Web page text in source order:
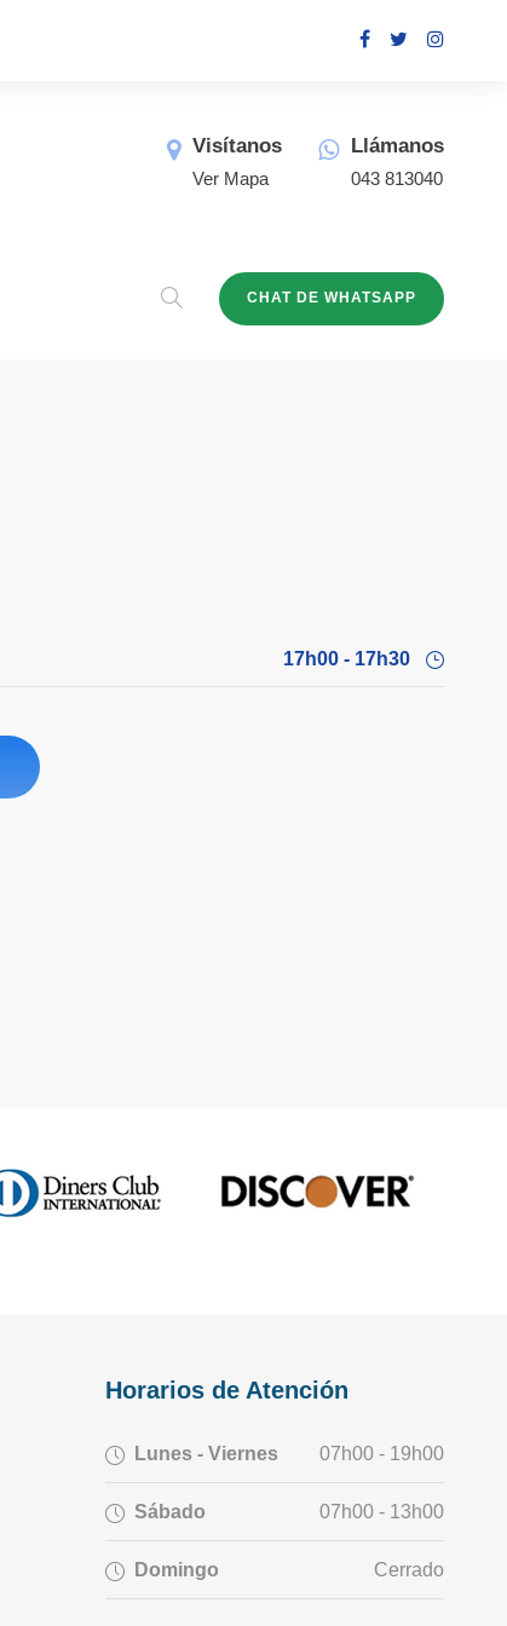
Visítanos
Ver Mapa
Llámanos
043 813040
CHAT DE WHATSAPP
17h00 - 17h30
Horarios de Atención
Lunes - Viernes 07h00 - 19h00
Sábado 07h00 - 13h00
Domingo Cerrado